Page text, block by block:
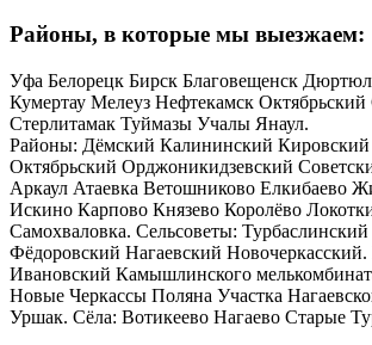
Районы, в которые мы выезжаем:
Уфа Белорецк Бирск Благовещенск
Кумертау Мелеуз Нефтекамск Октябрьский
Стерлитамак Туймазы Учалы Янаул.
Районы: Дёмский Калининский
Октябрьский Орджоникидзевский
Аркаул Атаевка Ветошниково Елкибаево
Искино Карпово Князево Королёво
Самохваловка. Сельсоветы:
Фёдоровский Нагаевский
Ивановский Камышлинского
Новые Черкассы Поляна Участка
Уршак. Сёла: Вотикеево Нагаево Старые